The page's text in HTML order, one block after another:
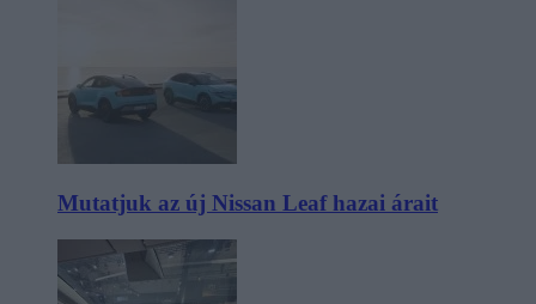
Mutatjuk az új Nissan Leaf hazai árait